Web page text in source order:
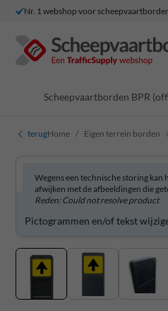
Nr. 1 webshop voor
Scheepvaartborden BPR
terugHome Eigen terrein borden
Wegens een technische storing kan
afwijken met de afbeeldingen die
Reden: Could not resolve product
Product zelf aanpassen?
Pictogrammen en/of tekst